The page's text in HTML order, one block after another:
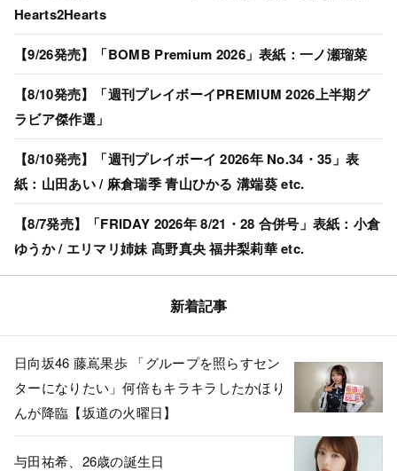
Hearts2Hearts
【9/26発売】「BOMB Premium 2026」表紙：一ノ瀬瑠菜
【8/10発売】「週刊プレイボーイPREMIUM 2026上半期グ
ラビア傑作選」
【8/10発売】「週刊プレイボーイ 2026年 No.34・35」表
紙：山田あい / 麻倉瑞季 青山ひかる 溝端葵 etc.
【8/7発売】「FRIDAY 2026年 8/21・28 合併号」表紙：小倉
ゆうか / エリマリ姉妹 髙野真央 福井梨莉華 etc.
新着記事
日向坂46 藤嶌果歩 「グループを照らすセン
ターになりたい」何倍もキラキラしたかほり
んが降臨【坂道の火曜日】
与田祐希、26歳の誕生日